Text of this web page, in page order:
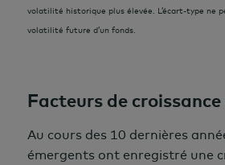
volatilité historique plus élevée. L’écart-type ne
volatilité future d’un fonds.
Facteurs de
Au cours des 10 dernières
émergents ont enregistré une